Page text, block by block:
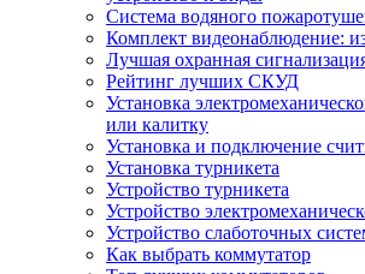
Система водяного
Комплект видеонаблюдение:
Лучшая охранная
Рейтинг лучших СКУД
Установка
или калитку
Установка и подключение
Установка турникета
Устройство турникета
Устройство
Устройство слаботочных
Как выбрать коммутатор